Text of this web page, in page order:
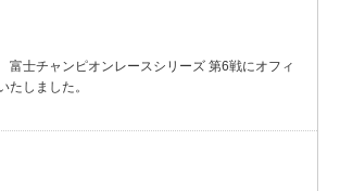
士チャンピオンレースシリーズ 第6戦にオフィ
たしました。